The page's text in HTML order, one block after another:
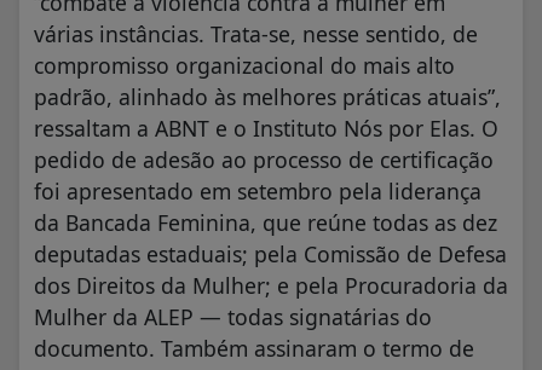
várias instâncias. Trata-se, nesse sentido, de
compromisso organizacional do mais alto
padrão, alinhado às melhores práticas atuais”,
ressaltam a ABNT e o Instituto Nós por Elas. O
pedido de adesão ao processo de certificação
foi apresentado em setembro pela liderança
da Bancada Feminina, que reúne todas as dez
deputadas estaduais; pela Comissão de Defesa
dos Direitos da Mulher; e pela Procuradoria da
Mulher da ALEP — todas signatárias do
documento. Também assinaram o termo de